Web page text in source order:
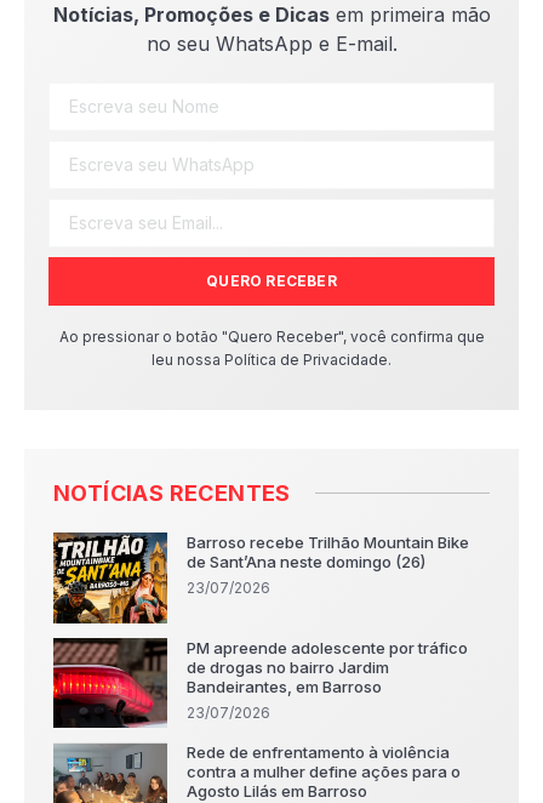
Notícias, Promoções e Dicasem primeira mão
no seu WhatsApp e E-mail.
QUERO RECEBER
Ao pressionar o botão "Quero Receber", você confirma que
leu nossa Política de Privacidade.
NOTÍCIAS RECENTES
Barroso recebe Trilhão Mountain Bike
de Sant’Ana neste domingo (26)
23/07/2026
PM apreende adolescente por tráfico
de drogas no bairro Jardim
Bandeirantes, em Barroso
23/07/2026
Rede de enfrentamento à violência
contra a mulher define ações para o
Agosto Lilás em Barroso